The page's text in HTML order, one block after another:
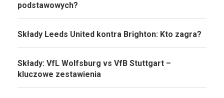
podstawowych?
Składy Leeds United kontra Brighton: Kto zagra?
Składy: VfL Wolfsburg vs VfB Stuttgart –
kluczowe zestawienia